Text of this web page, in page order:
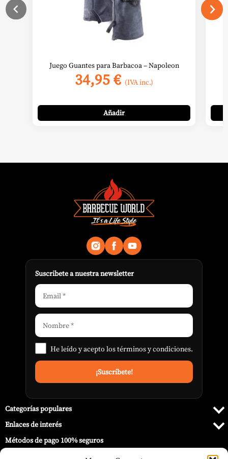
Juego Guantes para Barbacoa – Napoleon
34,95€ (IVA inc.)
Añadir
Suscribete a nuestra newsletter
He leído y acepto lostérminos y condiciones.
Categorías populares
Enlaces de interés
Métodos de pago 100% seguros